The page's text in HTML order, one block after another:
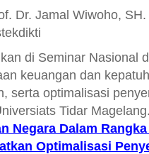
Dr. Jamal Wiwoho,
di Seminar Nasional
keuangan dan
serta optimalisasi
Tidar
Negara Dalam
Optimalisasi